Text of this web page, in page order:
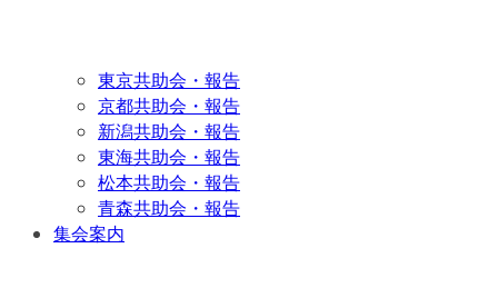
東京共助会・報告
京都共助会・報告
新潟共助会・報告
東海共助会・報告
松本共助会・報告
青森共助会・報告
集会案内